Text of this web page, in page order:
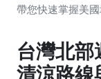
帶您快速掌握美
台灣北部
清涼路線